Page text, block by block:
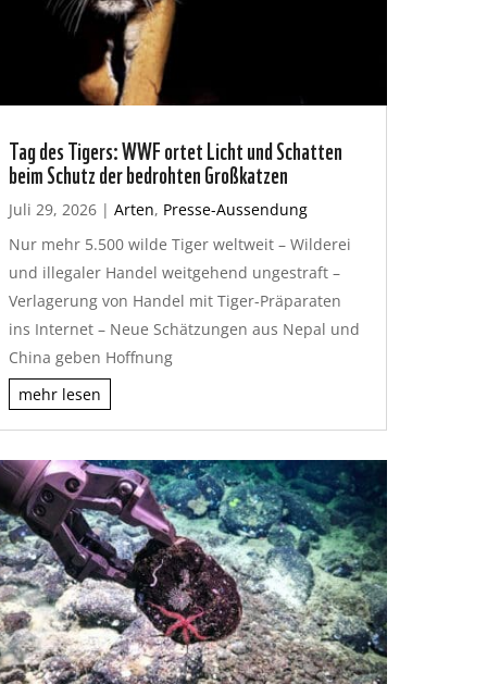
Tag des Tigers: WWF ortet Licht und Schatten
beim Schutz der bedrohten Großkatzen
Juli 29, 2026| Arten, Presse-Aussendung
Nur mehr 5.500 wilde Tiger weltweit – Wilderei
und illegaler Handel weitgehend ungestraft –
Verlagerung von Handel mit Tiger-Präparaten
ins Internet – Neue Schätzungen aus Nepal und
China geben Hoffnung
mehr lesen